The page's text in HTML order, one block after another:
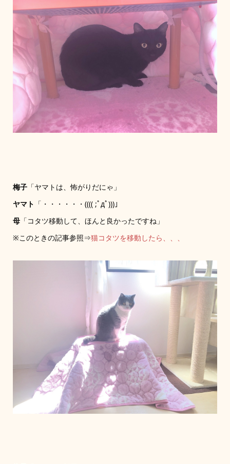
梅子「ヤマトは、怖がりだにゃ」
ヤマト 「・・・・・・(((( ;ﾟдﾟ)))」
母「コタツ移動して、ほんと良かったですね」
※このときの記事参照⇒猫コタツを移動したら、、、